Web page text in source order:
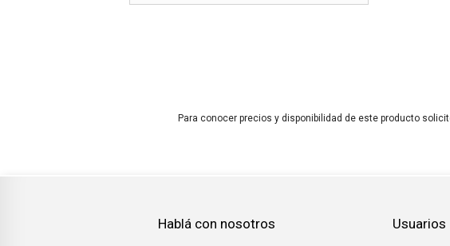
Para conocer precios y disponibilidad de este producto
Hablá con nosotros Usuarios